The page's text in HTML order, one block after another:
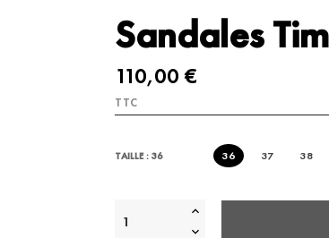
Sandales
110,00 €
TTC
TAILLE : 36 36 37 38